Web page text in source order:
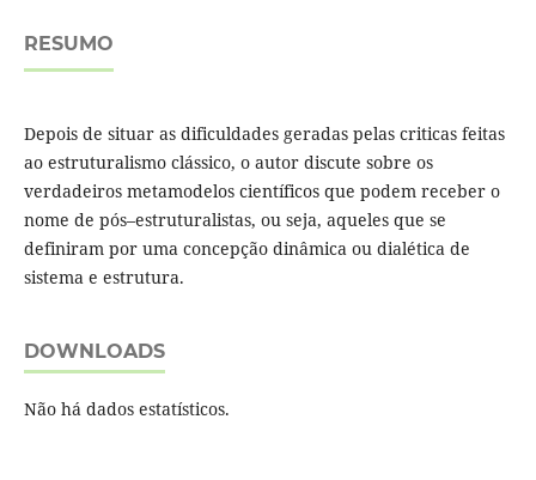
RESUMO
Depois de situar as dificuldades geradas pelas criticas feitas
ao estruturalismo clássico, o autor discute sobre os
verdadeiros metamodelos científicos que podem receber o
nome de pós–estruturalistas, ou seja, aqueles que se
definiram por uma concepção dinâmica ou dialética de
sistema e estrutura.
DOWNLOADS
Não há dados estatísticos.